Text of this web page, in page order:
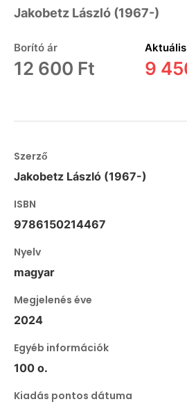
Jakobetz László (1967-)
Borító ár
12 600 Ft 9
Szerző
Jakobetz László (1967-)
ISBN
9786150214467
Nyelv
magyar
Megjelenés éve
2024
Egyéb információk
100 o.
Kiadás pontos dátuma